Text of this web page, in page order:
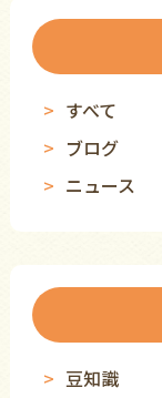
すべて
ブログ
ニュース
豆知識